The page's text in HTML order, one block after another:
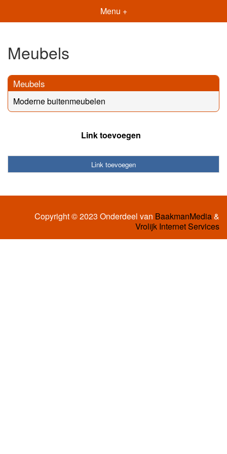
Menu +
Meubels
Meubels
Moderne buitenmeubelen
Link toevoegen
Link toevoegen
Copyright © 2023 Onderdeel van BaakmanMedia&
Vrolijk Internet Services